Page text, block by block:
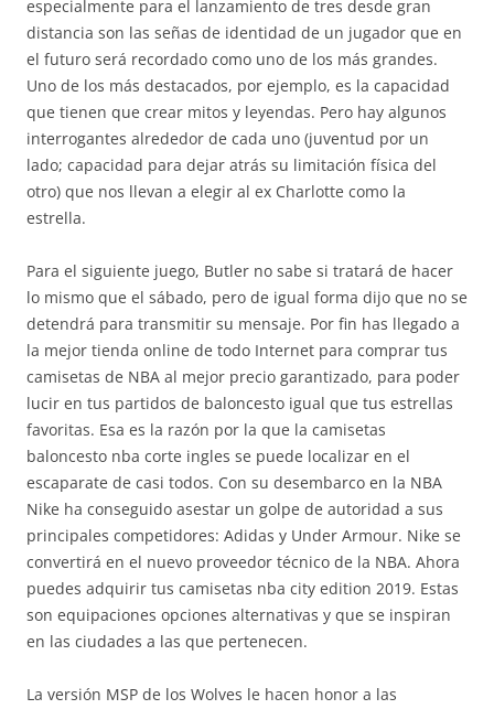
especialmente para el lanzamiento de tres desde gran
distancia son las señas de identidad de un jugador que en
el futuro será recordado como uno de los más grandes.
Uno de los más destacados, por ejemplo, es la capacidad
que tienen que crear mitos y leyendas. Pero hay algunos
interrogantes alrededor de cada uno (juventud por un
lado; capacidad para dejar atrás su limitación física del
otro) que nos llevan a elegir al ex Charlotte como la
estrella.
Para el siguiente juego, Butler no sabe si tratará de hacer
lo mismo que el sábado, pero de igual forma dijo que no se
detendrá para transmitir su mensaje. Por fin has llegado a
la mejor tienda online de todo Internet para comprar tus
camisetas de NBA al mejor precio garantizado, para poder
lucir en tus partidos de baloncesto igual que tus estrellas
favoritas. Esa es la razón por la que la camisetas
baloncesto nba corte ingles se puede localizar en el
escaparate de casi todos. Con su desembarco en la NBA
Nike ha conseguido asestar un golpe de autoridad a sus
principales competidores: Adidas y Under Armour. Nike se
convertirá en el nuevo proveedor técnico de la NBA. Ahora
puedes adquirir tus camisetas nba city edition 2019. Estas
son equipaciones opciones alternativas y que se inspiran
en las ciudades a las que pertenecen.
La versión MSP de los Wolves le hacen honor a las